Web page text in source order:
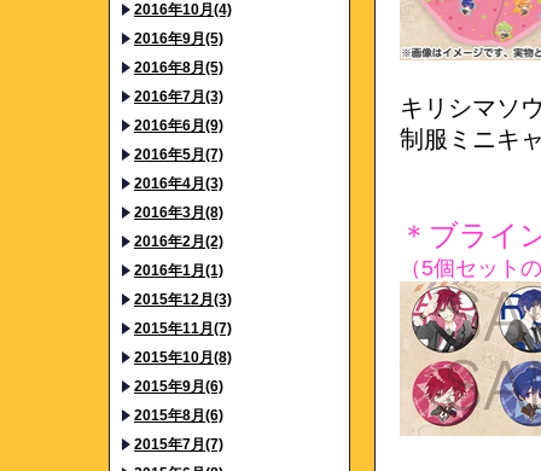
2016年10月(4)
2016年9月(5)
2016年8月(5)
2016年7月(3)
2016年6月(9)
2016年5月(7)
2016年4月(3)
2016年3月(8)
2016年2月(2)
2016年1月(1)
2015年12月(3)
2015年11月(7)
2015年10月(8)
2015年9月(6)
2015年8月(6)
2015年7月(7)
キリシマソ
制服ミニキ
＊ブラ
（5個セット